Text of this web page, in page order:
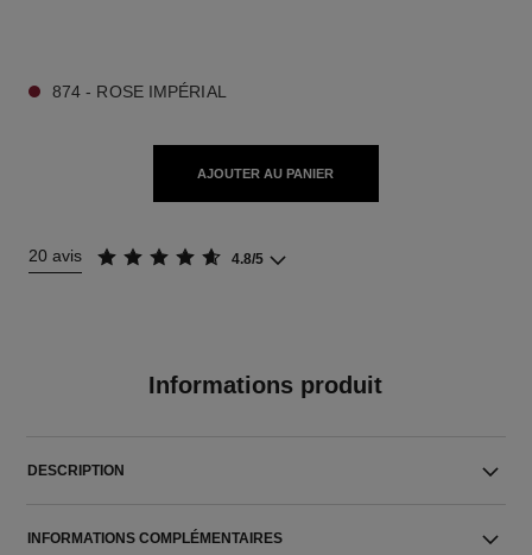
874 - ROSE IMPÉRIAL
AJOUTER AU PANIER
20 avis 4.8/5
Informations produit
DESCRIPTION
INFORMATIONS COMPLÉMENTAIRES